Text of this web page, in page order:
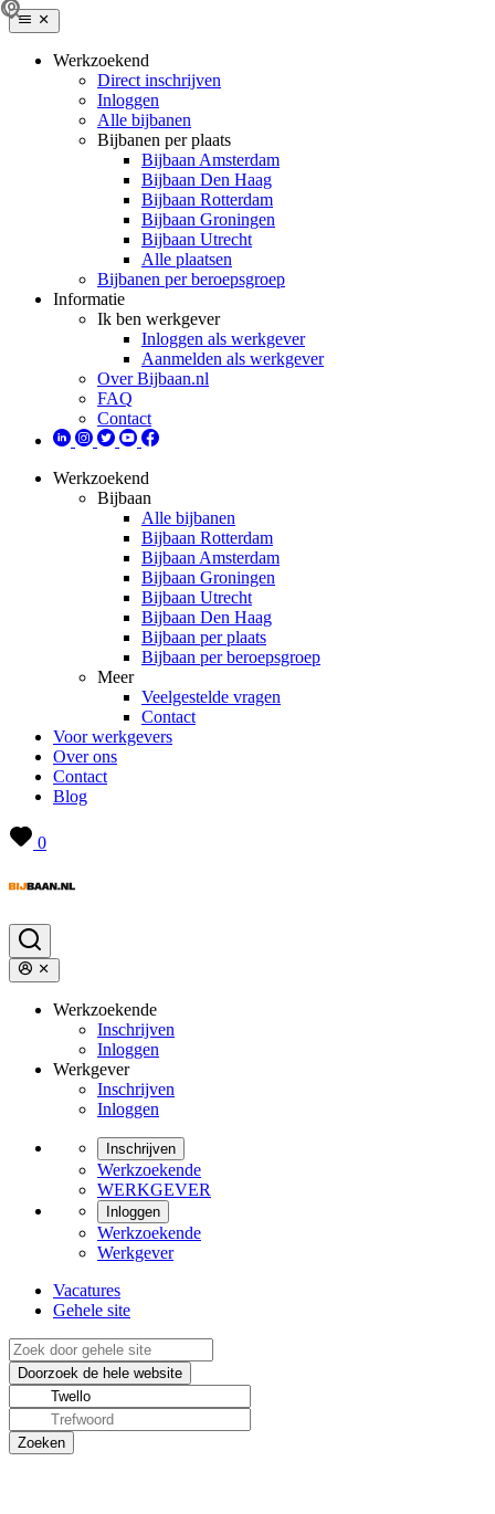
Werkzoekend
Direct inschrijven
Inloggen
Alle bijbanen
Bijbanen per plaats
Bijbaan Amsterdam
Bijbaan Den Haag
Bijbaan Rotterdam
Bijbaan Groningen
Bijbaan Utrecht
Alle plaatsen
Bijbanen per beroepsgroep
Informatie
Ik ben werkgever
Inloggen als werkgever
Aanmelden als werkgever
Over Bijbaan.nl
FAQ
Contact
Werkzoekend
Bijbaan
Alle bijbanen
Bijbaan Rotterdam
Bijbaan Amsterdam
Bijbaan Groningen
Bijbaan Utrecht
Bijbaan Den Haag
Bijbaan per plaats
Bijbaan per beroepsgroep
Meer
Veelgestelde vragen
Contact
Voor werkgevers
Over ons
Contact
Blog
0
Werkzoekende
Inschrijven
Inloggen
Werkgever
Inschrijven
Inloggen
Inschrijven
Werkzoekende
WERKGEVER
Inloggen
Werkzoekende
Werkgever
Vacatures
Gehele site